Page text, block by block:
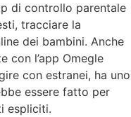
di controllo parentale
tracciare la
dei bambini. Anche
con l’app Omegle
con estranei, ha uno
essere fatto per
espliciti.